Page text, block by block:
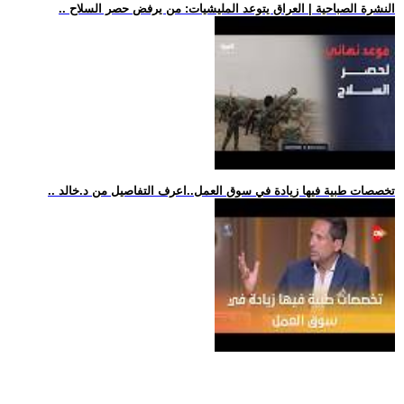
.. النشرة الصباحية | العراق يتوعد المليشيات: من يرفض حصر السلاح
.. تخصصات طبية فيها زيادة في سوق العمل..اعرف التفاصيل من د.خالد